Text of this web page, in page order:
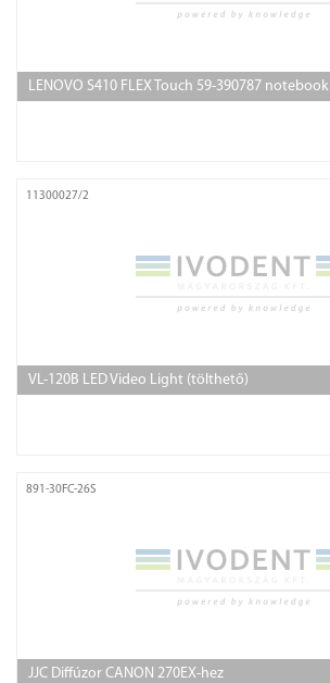
LENOVO S410 FLEX Touch 59-390787 notebook
11300027/2
VL-120B LED Video Light (tölthető)
891-30FC-26S
JJC Diffúzor CANON 270EX-hez